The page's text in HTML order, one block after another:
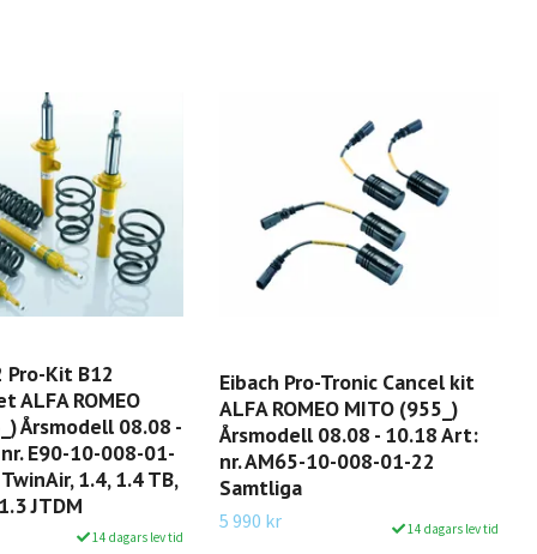
Pro-Kit B12
ALFA ROMEO
Årsmodell 08.08 -
E90-10-008-01-
1.4, 1.4 TB,
JTDM
14 dagars lev tid
Eibach Pro-Tronic Cancel kit
ALFA ROMEO MITO (955_)
Årsmodell 08.08 - 10.18 Art:
nr. AM65-10-008-01-22
Samtliga
5 990 kr 14 dagars lev tid